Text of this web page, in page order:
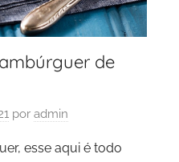
de
por admin
esse aqui é todo